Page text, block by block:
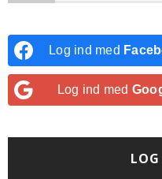
Log ind med
Log ind med